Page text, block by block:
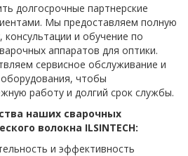
долгосрочные партнерские
Мы предоставляем полную
консультации и обучение по
аппаратов для оптики.
сервисное обслуживание и
чтобы
работу и долгий срок службы.
наших сварочных
волокна ILSINTECH:
и эффективность